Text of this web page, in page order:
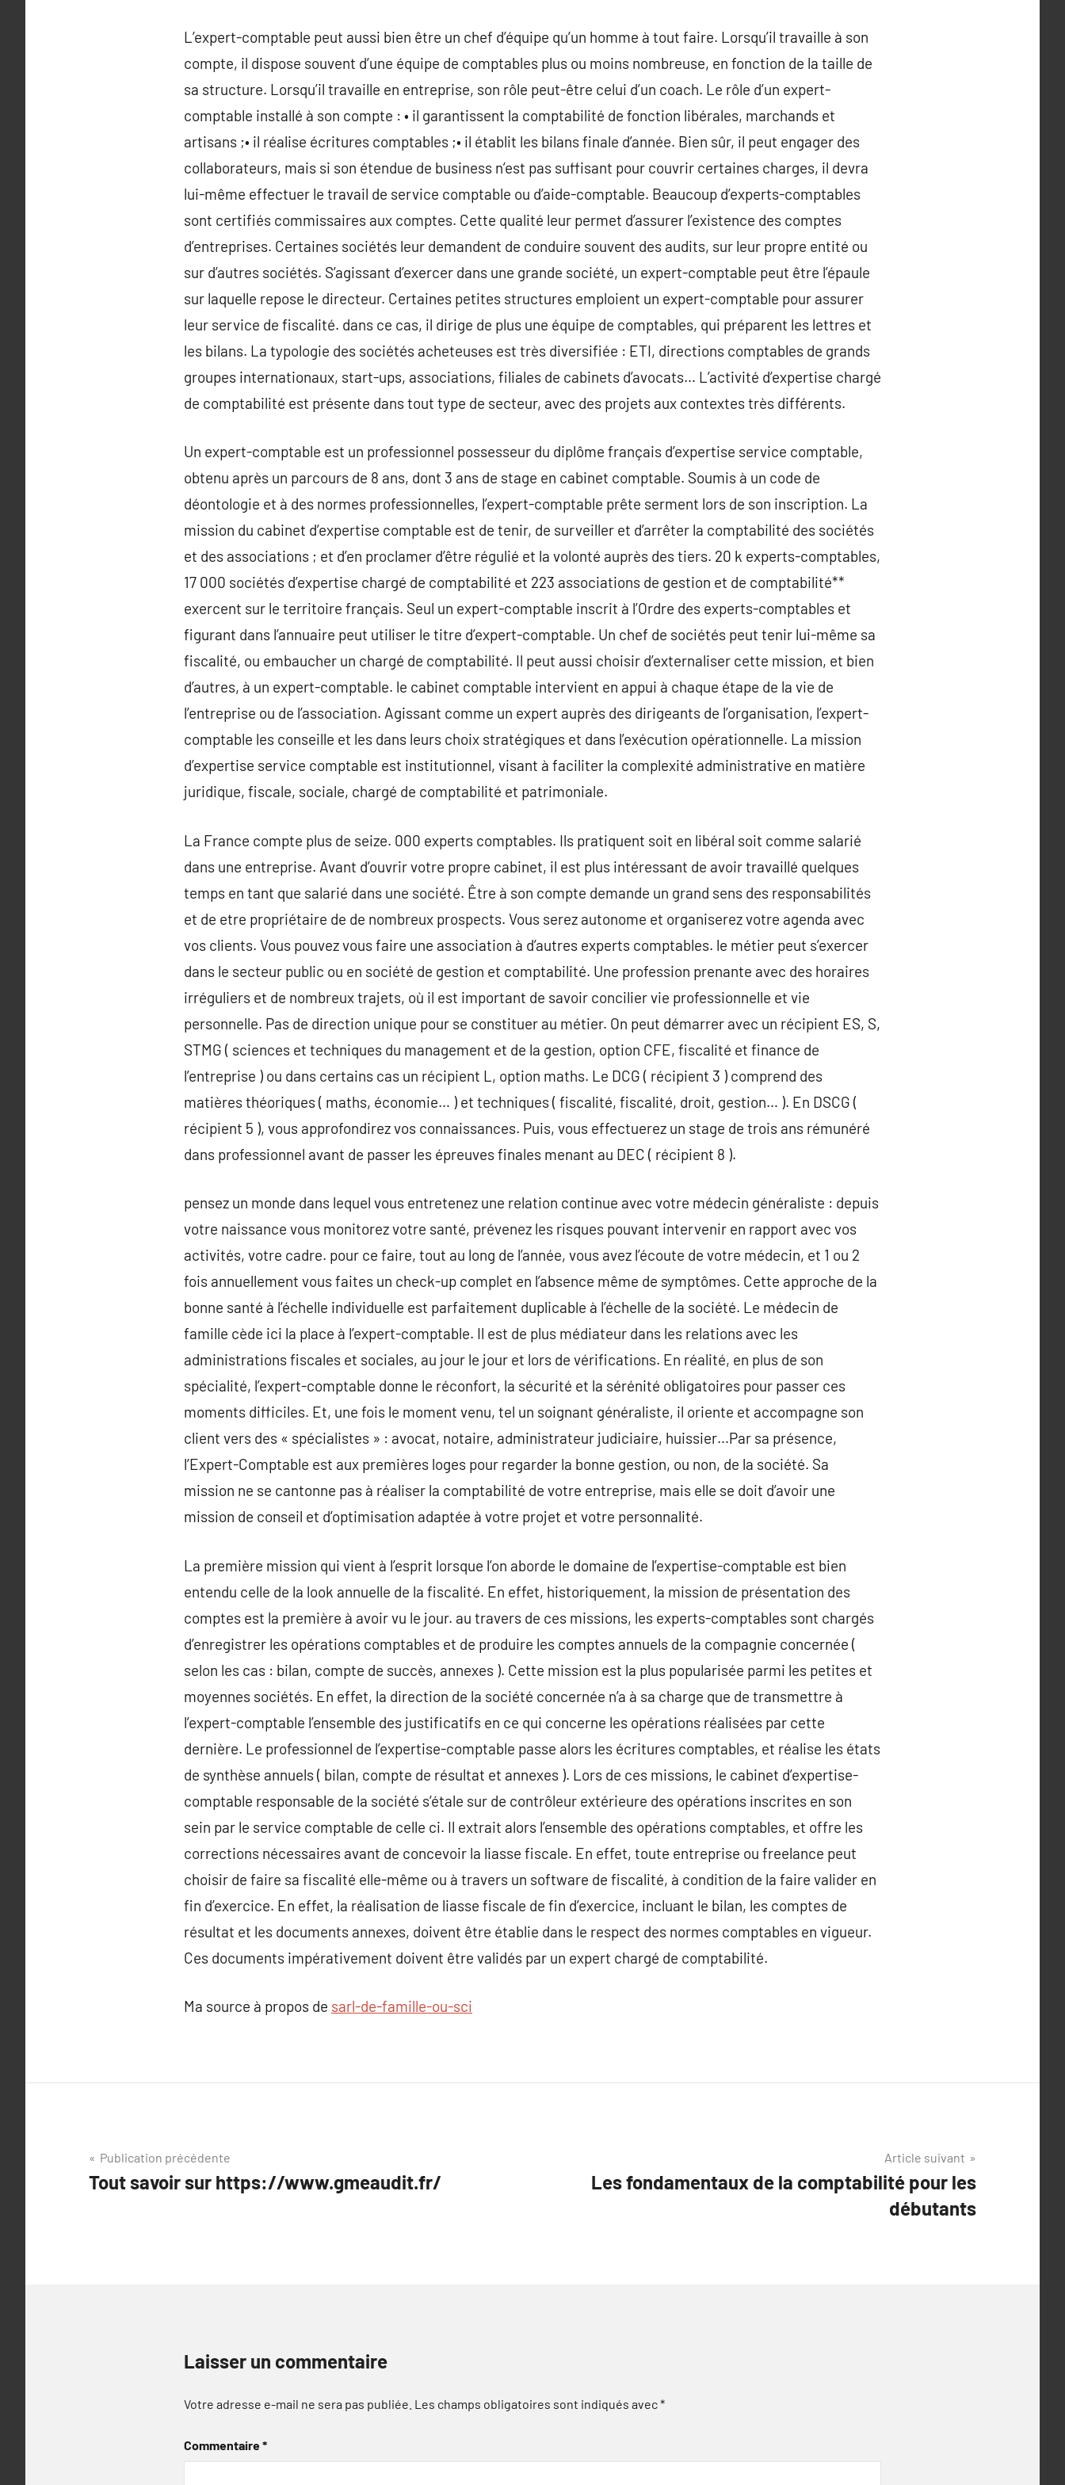
L’expert-comptable peut aussi bien être un chef d’équipe qu’un homme à tout faire. Lorsqu’il travaille à son
compte, il dispose souvent d’une équipe de comptables plus ou moins nombreuse, en fonction de la taille de
sa structure. Lorsqu’il travaille en entreprise, son rôle peut-être celui d’un coach. Le rôle d’un expert-
comptable installé à son compte : • il garantissent la comptabilité de fonction libérales, marchands et
artisans ;• il réalise écritures comptables ;• il établit les bilans finale d’année. Bien sûr, il peut engager des
collaborateurs, mais si son étendue de business n’est pas suffisant pour couvrir certaines charges, il devra
lui-même effectuer le travail de service comptable ou d’aide-comptable. Beaucoup d’experts-comptables
sont certifiés commissaires aux comptes. Cette qualité leur permet d’assurer l’existence des comptes
d’entreprises. Certaines sociétés leur demandent de conduire souvent des audits, sur leur propre entité ou
sur d’autres sociétés. S’agissant d’exercer dans une grande société, un expert-comptable peut être l’épaule
sur laquelle repose le directeur. Certaines petites structures emploient un expert-comptable pour assurer
leur service de fiscalité. dans ce cas, il dirige de plus une équipe de comptables, qui préparent les lettres et
les bilans. La typologie des sociétés acheteuses est très diversifiée : ETI, directions comptables de grands
groupes internationaux, start-ups, associations, filiales de cabinets d’avocats… L’activité d’expertise chargé
de comptabilité est présente dans tout type de secteur, avec des projets aux contextes très différents.
Un expert-comptable est un professionnel possesseur du diplôme français d’expertise service comptable,
obtenu après un parcours de 8 ans, dont 3 ans de stage en cabinet comptable. Soumis à un code de
déontologie et à des normes professionnelles, l’expert-comptable prête serment lors de son inscription. La
mission du cabinet d’expertise comptable est de tenir, de surveiller et d’arrêter la comptabilité des sociétés
et des associations ; et d’en proclamer d’être régulié et la volonté auprès des tiers. 20 k experts-comptables,
17 000 sociétés d’expertise chargé de comptabilité et 223 associations de gestion et de comptabilité**
exercent sur le territoire français. Seul un expert-comptable inscrit à l’Ordre des experts-comptables et
figurant dans l’annuaire peut utiliser le titre d’expert-comptable. Un chef de sociétés peut tenir lui-même sa
fiscalité, ou embaucher un chargé de comptabilité. Il peut aussi choisir d’externaliser cette mission, et bien
d’autres, à un expert-comptable. le cabinet comptable intervient en appui à chaque étape de la vie de
l’entreprise ou de l’association. Agissant comme un expert auprès des dirigeants de l’organisation, l’expert-
comptable les conseille et les dans leurs choix stratégiques et dans l’exécution opérationnelle. La mission
d’expertise service comptable est institutionnel, visant à faciliter la complexité administrative en matière
juridique, fiscale, sociale, chargé de comptabilité et patrimoniale.
La France compte plus de seize. 000 experts comptables. Ils pratiquent soit en libéral soit comme salarié
dans une entreprise. Avant d’ouvrir votre propre cabinet, il est plus intéressant de avoir travaillé quelques
temps en tant que salarié dans une société. Être à son compte demande un grand sens des responsabilités
et de etre propriétaire de de nombreux prospects. Vous serez autonome et organiserez votre agenda avec
vos clients. Vous pouvez vous faire une association à d’autres experts comptables. le métier peut s’exercer
dans le secteur public ou en société de gestion et comptabilité. Une profession prenante avec des horaires
irréguliers et de nombreux trajets, où il est important de savoir concilier vie professionnelle et vie
personnelle. Pas de direction unique pour se constituer au métier. On peut démarrer avec un récipient ES, S,
STMG ( sciences et techniques du management et de la gestion, option CFE, fiscalité et finance de
l’entreprise ) ou dans certains cas un récipient L, option maths. Le DCG ( récipient 3 ) comprend des
matières théoriques ( maths, économie… ) et techniques ( fiscalité, fiscalité, droit, gestion… ). En DSCG (
récipient 5 ), vous approfondirez vos connaissances. Puis, vous effectuerez un stage de trois ans rémunéré
dans professionnel avant de passer les épreuves finales menant au DEC ( récipient 8 ).
pensez un monde dans lequel vous entretenez une relation continue avec votre médecin généraliste : depuis
votre naissance vous monitorez votre santé, prévenez les risques pouvant intervenir en rapport avec vos
activités, votre cadre. pour ce faire, tout au long de l’année, vous avez l’écoute de votre médecin, et 1 ou 2
fois annuellement vous faites un check-up complet en l’absence même de symptômes. Cette approche de la
bonne santé à l’échelle individuelle est parfaitement duplicable à l’échelle de la société. Le médecin de
famille cède ici la place à l’expert-comptable. Il est de plus médiateur dans les relations avec les
administrations fiscales et sociales, au jour le jour et lors de vérifications. En réalité, en plus de son
spécialité, l’expert-comptable donne le réconfort, la sécurité et la sérénité obligatoires pour passer ces
moments difficiles. Et, une fois le moment venu, tel un soignant généraliste, il oriente et accompagne son
client vers des « spécialistes » : avocat, notaire, administrateur judiciaire, huissier…Par sa présence,
l’Expert-Comptable est aux premières loges pour regarder la bonne gestion, ou non, de la société. Sa
mission ne se cantonne pas à réaliser la comptabilité de votre entreprise, mais elle se doit d’avoir une
mission de conseil et d’optimisation adaptée à votre projet et votre personnalité.
La première mission qui vient à l’esprit lorsque l’on aborde le domaine de l’expertise-comptable est bien
entendu celle de la look annuelle de la fiscalité. En effet, historiquement, la mission de présentation des
comptes est la première à avoir vu le jour. au travers de ces missions, les experts-comptables sont chargés
d’enregistrer les opérations comptables et de produire les comptes annuels de la compagnie concernée (
selon les cas : bilan, compte de succès, annexes ). Cette mission est la plus popularisée parmi les petites et
moyennes sociétés. En effet, la direction de la société concernée n’a à sa charge que de transmettre à
l’expert-comptable l’ensemble des justificatifs en ce qui concerne les opérations réalisées par cette
dernière. Le professionnel de l’expertise-comptable passe alors les écritures comptables, et réalise les états
de synthèse annuels ( bilan, compte de résultat et annexes ). Lors de ces missions, le cabinet d’expertise-
comptable responsable de la société s’étale sur de contrôleur extérieure des opérations inscrites en son
sein par le service comptable de celle ci. Il extrait alors l’ensemble des opérations comptables, et offre les
corrections nécessaires avant de concevoir la liasse fiscale. En effet, toute entreprise ou freelance peut
choisir de faire sa fiscalité elle-même ou à travers un software de fiscalité, à condition de la faire valider en
fin d’exercice. En effet, la réalisation de liasse fiscale de fin d’exercice, incluant le bilan, les comptes de
résultat et les documents annexes, doivent être établie dans le respect des normes comptables en vigueur.
Ces documents impérativement doivent être validés par un expert chargé de comptabilité.
Ma source à propos de sarl-de-famille-ou-sci
Navigation
de
Publication précédente
Tout savoir sur https://www.gmeaudit.fr/
Article suivant
Les fondamentaux de la comptabilité pour les
débutants
Laisser un commentaire
Votre adresse e-mail ne sera pas publiée. Les champs obligatoires sont indiqués avec*
Commentaire*